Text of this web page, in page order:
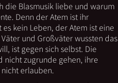
die Blasmusik liebe und warum
Denn der Atem ist ihr
kein Leben, der Atem ist eine
und Großväter wussten das
ist gegen sich selbst. Die
nicht zugrunde gehen, ihre
erlauben.